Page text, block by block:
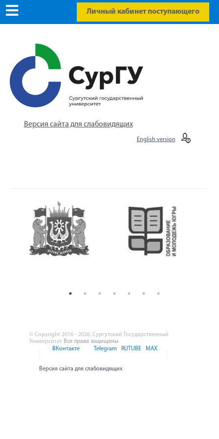
Личный кабинет поступающего
Версия сайта для слабовидящих
English version
© Copyright 2016 - 2026, Сургутский Государственный
Университет Все права защищены
ВКонтакте
Telegram RUTUBE MAX
Версия сайта для слабовидящих